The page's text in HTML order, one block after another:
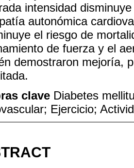
intensidad
autonómica
el riesgo de
de fuerza y el
demostraron mejoría,
clave Diabetes
Ejercicio;